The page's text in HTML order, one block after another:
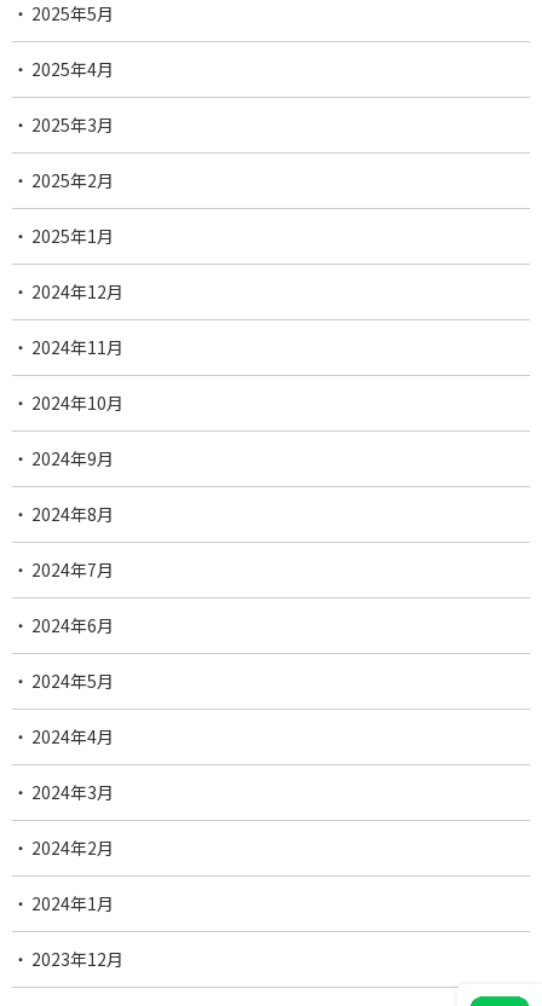
2025年5月
2025年4月
2025年3月
2025年2月
2025年1月
2024年12月
2024年11月
2024年10月
2024年9月
2024年8月
2024年7月
2024年6月
2024年5月
2024年4月
2024年3月
2024年2月
2024年1月
2023年12月